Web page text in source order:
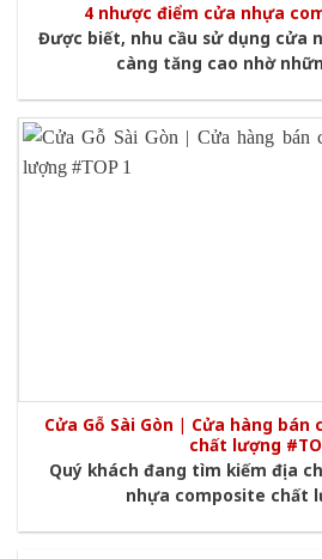
4 nhược điểm cửa nhựa
Được biết, nhu cầu sử dụng cửa
càng tăng cao nhờ
Cửa Gỗ Sài Gòn | Cửa hàng
chất lượng
Quý khách đang tìm kiếm địa
nhựa composite chất